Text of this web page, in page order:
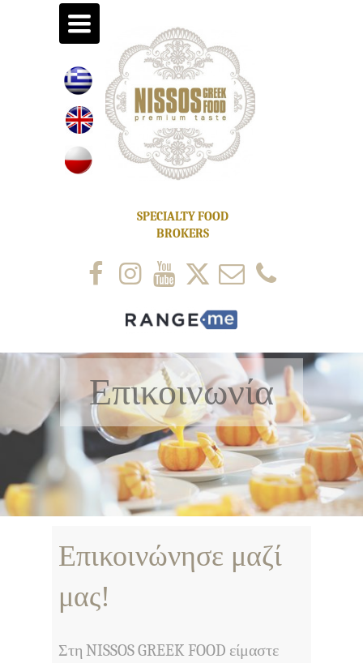
toggle
navigation
SPECIALTY FOOD
BROKERS
Επικοινώνησε μαζί
μας!
Στη NISSOS GREEK FOOD είμαστε
Επικοινωνία